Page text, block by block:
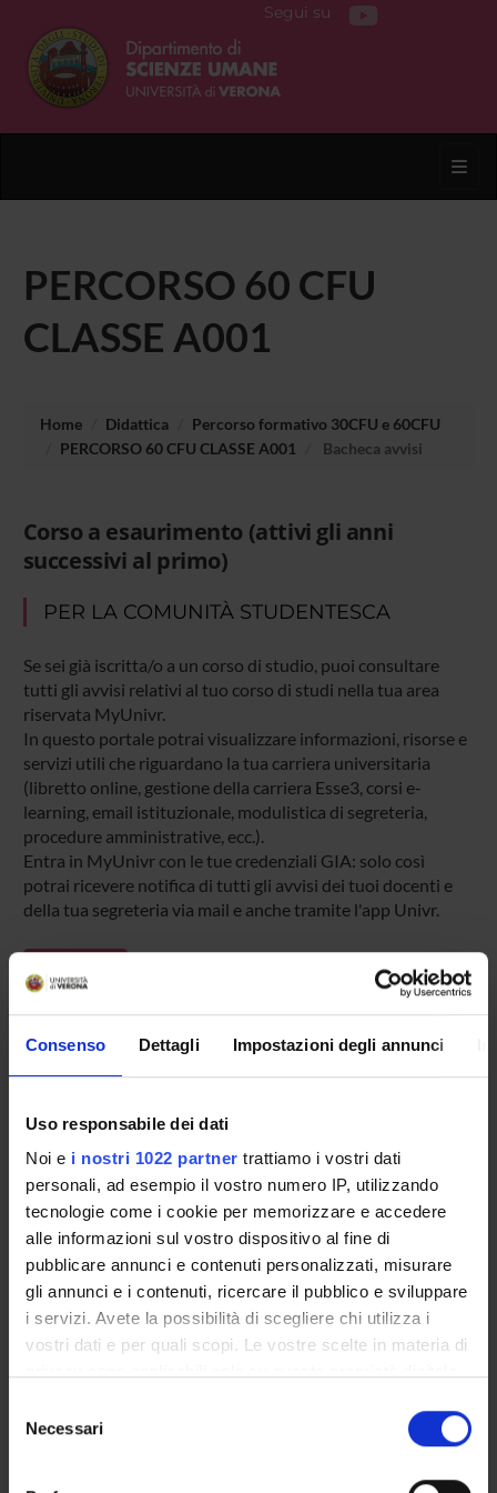
Consenso Dettagli Impostazioni degli annunci
Uso responsabile dei dati
Noi e i nostri 1022 partner trattiamo i vostri dati
personali, ad esempio il vostro numero IP, utilizzando
tecnologie come i cookie per memorizzare e accedere
alle informazioni sul vostro dispositivo al fine di
pubblicare annunci e contenuti personalizzati, misurare
gli annunci e i contenuti, ricercare il pubblico e sviluppare
i servizi. Avete la possibilità di scegliere chi utilizza i
vostri dati e per quali scopi. Le vostre scelte in materia di
modificare o revocare il proprio consenso in qualsiasi
momento dalla Dichiarazione sui cookie o facendo clic
delNecessari
Segui su
PERCORSO 60 CFU
CLASSE A001
Home Didattica
Percorso formativo 30CFU e 60CFU
PERCORSO 60 CFU CLASSE A001
Bacheca avvisi
Corso a esaurimento (attivi gli anni
successivi al primo)
PER LA COMUNITÀ STUDENTESCA
Se sei già iscritta/o a un corso di studio, puoi consultare
tutti gli avvisi relativi al tuo corso di studi nella tua area
riservata MyUnivr.
In questo portale potrai visualizzare informazioni, risorse e
servizi utili che riguardano la tua carriera universitaria
(libretto online, gestione della carriera Esse3, corsi e-
learning, email istituzionale, modulistica di segreteria,
procedure amministrative, ecc.).
Entra in MyUnivr con le tue credenziali GIA: solo così
potrai ricevere notifica di tutti gli avvisi dei tuoi docenti e
della tua segreteria via mail e anche tramite l'app Univr.
Insegnamenti
Calendario didattico
Orario lezioni
Piani didattici
Calendario esami
Bacheca avvisi
Proposte tesi e stage
Organi collegiali e di governo
OFFERTA FORMATIVA